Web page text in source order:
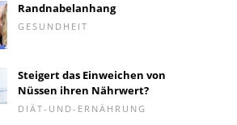
Randnabelanhang
GESUNDHEIT
Steigert das Einweichen von
Nüssen ihren Nährwert?
DIÄT-UND-ERNÄHRUNG